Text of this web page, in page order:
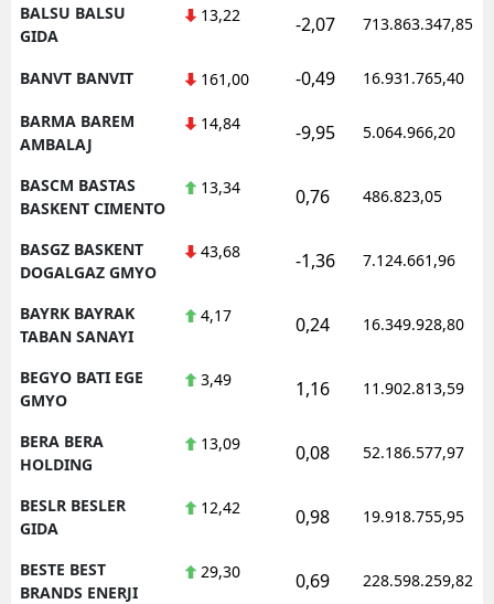
BALSU BALSU
GIDA
13,22 -2,07 713.863.347,85
BANVT BANVIT 161,00 -0,49 16.931.765,40
BARMA BAREM
AMBALAJ
14,84 -9,95 5.064.966,20
BASCM BASTAS
BASKENT CIMENTO
13,34 0,76 486.823,05
BASGZ BASKENT
DOGALGAZ GMYO
43,68 -1,36 7.124.661,96
BAYRK BAYRAK
TABAN SANAYI
4,17 0,24 16.349.928,80
BEGYO BATI EGE
GMYO
3,49 1,16 11.902.813,59
BERA BERA
HOLDING
13,09 0,08 52.186.577,97
BESLR BESLER
GIDA
12,42 0,98 19.918.755,95
BESTE BEST
BRANDS ENERJI
29,30 0,69 228.598.259,82